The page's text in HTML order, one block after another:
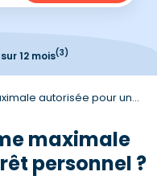
sur 12 mois(3)
pour un prêt personnel ?
maximale
personnel ?